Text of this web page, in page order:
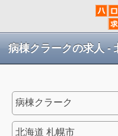
病棟クラークの求人 -